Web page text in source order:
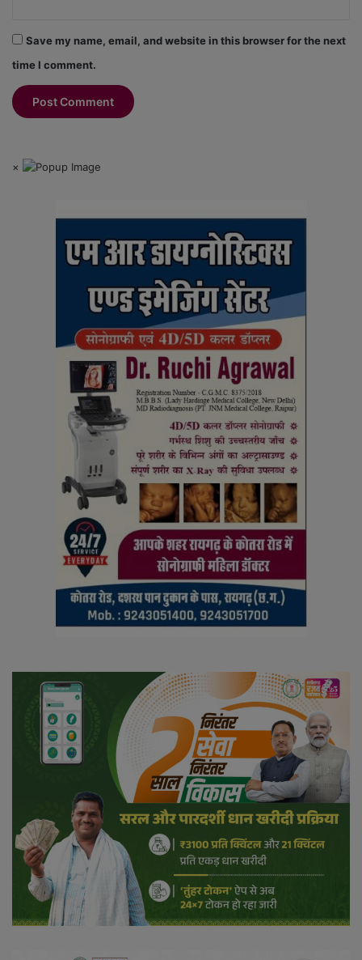
Save my name, email, and website in this browser for the next
time I comment.
×